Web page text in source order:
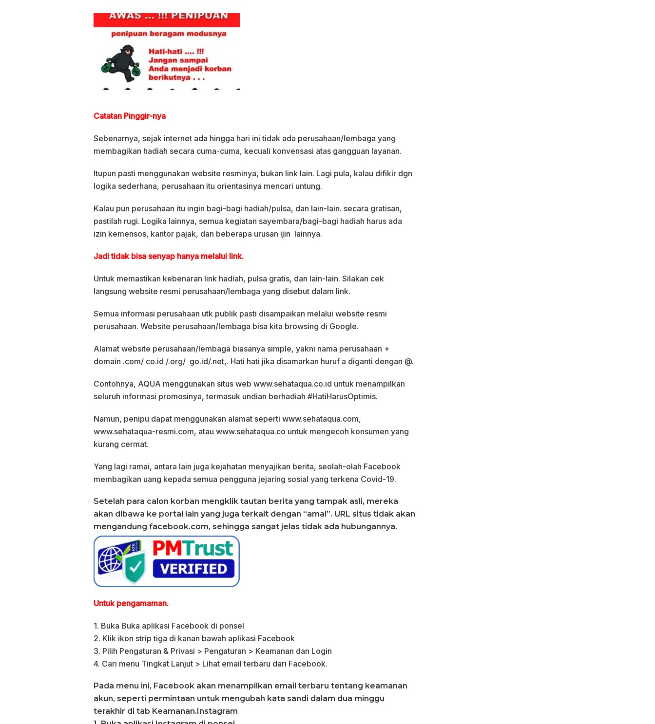
Catatan Pinggir-nya
Sebenarnya, sejak internet ada hingga hari ini tidak ada perusahaan/lembaga yang
membagikan hadiah secara cuma-cuma, kecuali konvensasi atas gangguan layanan.
Itupun pasti menggunakan website resminya, bukan link lain. Lagi pula, kalau difikir dgn
logika sederhana, perusahaan itu orientasinya mencari untung.
Kalau pun perusahaan itu ingin bagi-bagi hadiah/pulsa, dan lain-lain. secara gratisan,
pastilah rugi. Logika lainnya, semua kegiatan sayembara/bagi-bagi hadiah harus ada
izin kemensos, kantor pajak, dan beberapa urusan ijin lainnya.
Jadi tidak bisa senyap hanya melalui link.
Untuk memastikan kebenaran link hadiah, pulsa gratis, dan lain-lain. Silakan cek
langsung website resmi perusahaan/lembaga yang disebut dalam link.
Semua informasi perusahaan utk publik pasti disampaikan melalui website resmi
perusahaan. Website perusahaan/lembaga bisa kita browsing di Google.
Alamat website perusahaan/lembaga biasanya simple, yakni nama perusahaan +
domain .com/ co.id /.org/ go.id/.net,. Hati hati jika disamarkan huruf a diganti dengan @.
Contohnya, AQUA menggunakan situs web www.sehataqua.co.id untuk menampilkan
seluruh informasi promosinya, termasuk undian berhadiah #HatiHarusOptimis.
Namun, penipu dapat menggunakan alamat seperti www.sehataqua.com,
www.sehataqua-resmi.com, atau www.sehataqua.co untuk mengecoh konsumen yang
kurang cermat.
Yang lagi ramai, antara lain juga kejahatan menyajikan berita, seolah-olah Facebook
membagikan uang kepada semua pengguna jejaring sosial yang terkena Covid-19.
Setelah para calon korban mengklik tautan berita yang tampak asli, mereka
akan dibawa ke portal lain yang juga terkait dengan “amal”. URL situs tidak akan
mengandung facebook.com, sehingga sangat jelas tidak ada hubungannya.
Untuk pengamaman.
1. Buka Buka aplikasi Facebook di ponsel
2. Klik ikon strip tiga di kanan bawah aplikasi Facebook
3. Pilih Pengaturan & Privasi > Pengaturan > Keamanan dan Login
4. Cari menu Tingkat Lanjut > Lihat email terbaru dari Facebook.
Pada menu ini, Facebook akan menampilkan email terbaru tentang keamanan
akun, seperti permintaan untuk mengubah kata sandi dalam dua minggu
terakhir di tab Keamanan.Instagram